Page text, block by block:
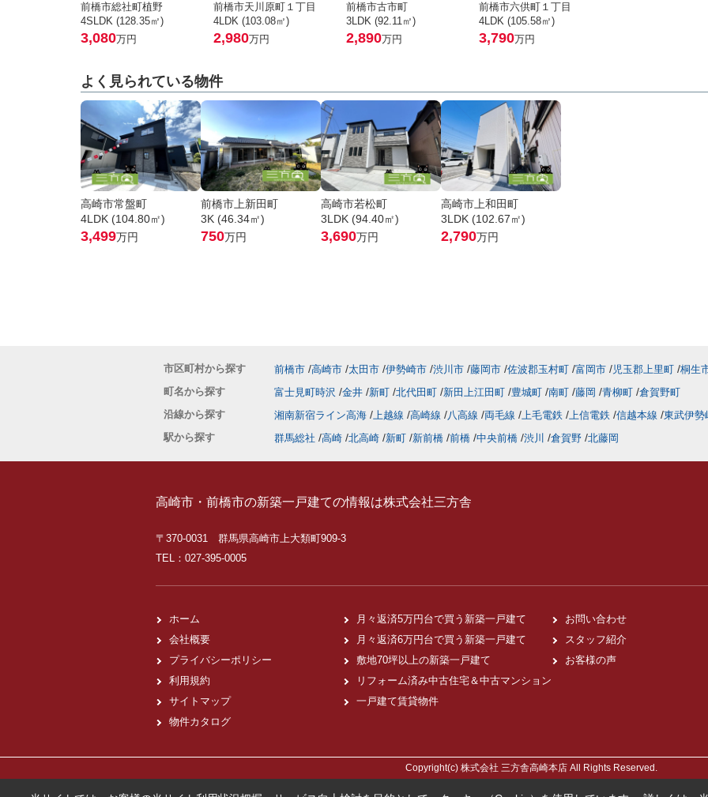
前橋市総社町植野
4SLDK (128.35㎡)
3,080万円
前橋市天川原町１丁目
4LDK (103.08㎡)
2,980万円
前橋市古市町
3LDK (92.11㎡)
2,890万円
前橋市六供町１丁目
4LDK (105.58㎡)
3,790万円
よく見られている物件
高崎市常盤町
4LDK (104.80㎡)
3,499万円
前橋市上新田町
3K (46.34㎡)
750万円
高崎市若松町
3LDK (94.40㎡)
3,690万円
高崎市上和田町
3LDK (102.67㎡)
2,790万円
市区町村から探す 前橋市 高崎市 太田市 伊勢崎市 渋川市 藤岡市 佐波郡玉村町 富岡市 児玉郡上里町 桐生
町名から探す
富士見町時沢 金井 新町 北代田町 新田上江田町 豊城町 南町 藤岡 青柳町 倉賀野町
沿線から探す
湘南新宿ライン高海 上越線 高崎線 八高線 両毛線 上毛電鉄 上信電鉄 信越本線 東武伊勢
駅から探す
群馬総社 高崎 北高崎 新町 新前橋 前橋 中央前橋 渋川 倉賀野 北藤岡
高崎市・前橋市の新築一戸建ての情報は株式会社三方舎
〒370-0031 群馬県高崎市上大類町909-3
TEL：027-395-0005
ホーム
会社概要
プライバシーポリシー
利用規約
サイトマップ
物件カタログ
月々返済5万円台で買う新築一戸建て
月々返済6万円台で買う新築一戸建て
敷地70坪以上の新築一戸建て
リフォーム済み中古住宅＆中古マンション
一戸建て賃貸物件
お問い合わせ
スタッフ紹介
お客様の声
Copyright(c) 株式会社 三方舎高崎本店 All Rights Reserved.